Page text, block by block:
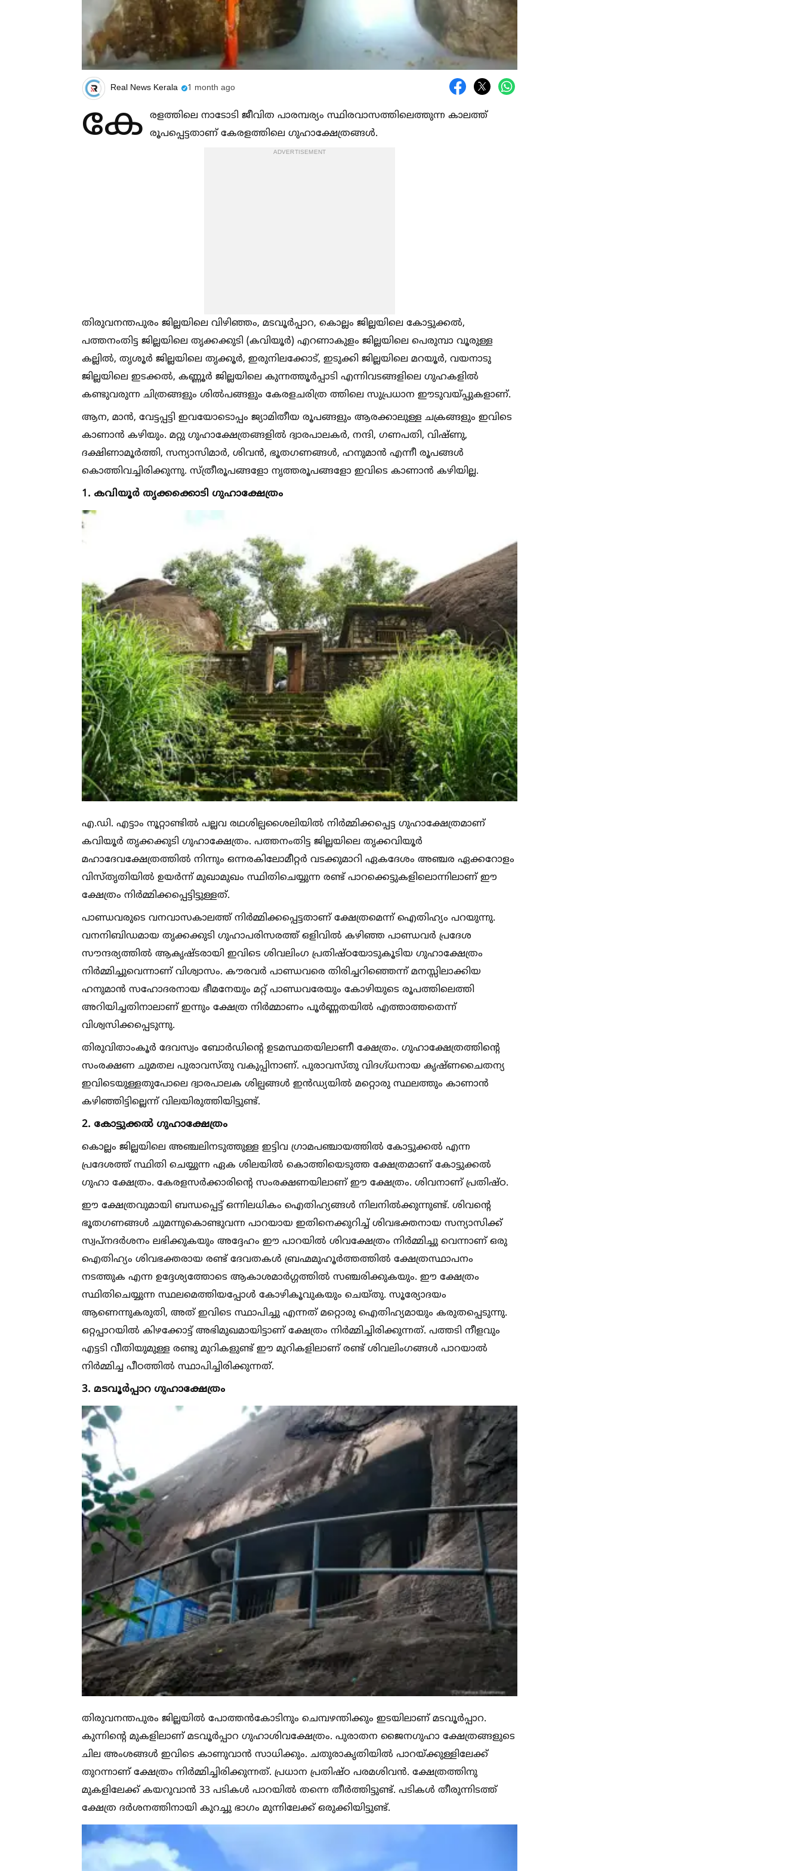
Real News Kerala 1 month ago
കേ രളത്തിലെ നാടോടി ജീവിത പാരമ്പര്യം സ്ഥിരവാസത്തിലെത്തുന്ന കാലത്ത്
രൂപപ്പെട്ടതാണ് കേരളത്തിലെ ഗുഹാക്ഷേത്രങ്ങള്‍.
ADVERTISEMENT
തിരുവനന്തപുരം ജില്ലയിലെ വിഴിഞ്ഞം, മടവൂര്‍പ്പാറ, കൊല്ലം ജില്ലയിലെ കോട്ടുക്കല്‍,
പത്തനംതിട്ട ജില്ലയിലെ തൃക്കക്കുടി (കവിയൂര്‍) എറണാകുളം ജില്ലയിലെ പെരുമ്പാ വൂരുള്ള
കല്ലില്‍, തൃശൂര്‍ ജില്ലയിലെ തൃക്കൂര്‍, ഇരുനിലക്കോട്, ഇടുക്കി ജില്ലയിലെ മറയൂര്‍, വയനാടു
ജില്ലയിലെ ഇടക്കല്‍, കണ്ണൂര്‍ ജില്ലയിലെ കുന്നത്തൂര്‍പ്പാടി എന്നിവടങ്ങളിലെ ഗുഹകളില്‍
കണ്ടുവരുന്ന ചിത്രങ്ങളും ശില്‍പങ്ങളും കേരളചരിത്ര ത്തിലെ സുപ്രധാന ഈടുവയ്പ്പുകളാണ്.
ആന, മാന്‍, വേട്ടപ്പട്ടി ഇവയോടൊപ്പം ജ്യാമിതീയ രൂപങ്ങളും ആരക്കാലുള്ള ചക്രങ്ങളും ഇവിടെ
കാണാന്‍ കഴിയും. മറ്റു ഗുഹാക്ഷേത്രങ്ങളില്‍ ദ്വാരപാലകര്‍, നന്ദി, ഗണപതി, വിഷ്ണു,
ദക്ഷിണാമൂര്‍ത്തി, സന്യാസിമാര്‍, ശിവന്‍, ഭൂതഗണങ്ങള്‍, ഹനുമാന്‍ എന്നീ രൂപങ്ങള്‍
കൊത്തിവച്ചിരിക്കുന്നു. സ്ത്രീരൂപങ്ങളോ നൃത്തരൂപങ്ങളോ ഇവിടെ കാണാൻ കഴിയില്ല.
1. കവിയൂർ തൃക്കക്കൊടി ഗുഹാക്ഷേത്രം
എ.ഡി. എട്ടാം നൂറ്റാണ്ടില്‍ പല്ലവ രഥശില്പശൈലിയില്‍ നിർമ്മിക്കപ്പെട്ട ഗുഹാക്ഷേത്രമാണ്
കവിയൂർ തൃക്കക്കുടി ഗുഹാക്ഷേത്രം. പത്തനംതിട്ട ജില്ലയിലെ തൃക്കവിയൂർ
മഹാദേവക്ഷേത്രത്തില്‍ നിന്നും ഒന്നരകിലോമീറ്റർ വടക്കുമാറി ഏകദേശം അഞ്ചര ഏക്കറോളം
വിസ്തൃതിയില്‍ ഉയർന്ന് മുഖാമുഖം സ്ഥിതിചെയ്യുന്ന രണ്ട് പാറക്കെട്ടുകളിലൊന്നിലാണ് ഈ
ക്ഷേത്രം നിർമ്മിക്കപ്പെട്ടിട്ടുള്ളത്.
പാണ്ഡവരുടെ വനവാസകാലത്ത് നിർമ്മിക്കപ്പെട്ടതാണ് ക്ഷേത്രമെന്ന് ഐതിഹ്യം പറയുന്നു.
വനനിബിഡമായ തൃക്കക്കുടി ഗുഹാപരിസരത്ത് ഒളിവില്‍ കഴിഞ്ഞ പാണ്ഡവർ പ്രദേശ
സൗന്ദര്യത്തില്‍ ആകൃഷ്ടരായി ഇവിടെ ശിവലിംഗ പ്രതിഷ്ഠയോടുകൂടിയ ഗുഹാക്ഷേത്രം
നിർമ്മിച്ചുവെന്നാണ് വിശ്വാസം. കൗരവർ പാണ്ഡവരെ തിരിച്ചറിഞ്ഞെന്ന് മനസ്സിലാക്കിയ
ഹനുമാൻ സഹോദരനായ ഭീമനേയും മറ്റ് പാണ്ഡവരേയും കോഴിയുടെ രൂപത്തിലെത്തി
അറിയിച്ചതിനാലാണ് ഇന്നും ക്ഷേത്ര നിർമ്മാണം പൂർണ്ണതയില്‍ എത്താത്തതെന്ന്
വിശ്വസിക്കപ്പെടുന്നു.
തിരുവിതാംകൂർ ദേവസ്വം ബോർഡിന്റെ ഉടമസ്ഥതയിലാണീ ക്ഷേത്രം. ഗുഹാക്ഷേത്രത്തിന്റെ
സംരക്ഷണ ചുമതല പുരാവസ്തു വകുപ്പിനാണ്. പുരാവസ്തു വിദഗ്ദ്ധനായ കൃഷ്ണചൈതന്യ
ഇവിടെയുള്ളതുപോലെ ദ്വാരപാലക ശില്പങ്ങള്‍ ഇൻഡ്യയില്‍ മറ്റൊരു സ്ഥലത്തും കാണാൻ
കഴിഞ്ഞിട്ടില്ലെന്ന് വിലയിരുത്തിയിട്ടുണ്ട്.
2. കോട്ടുക്കല്‍ ഗുഹാക്ഷേത്രം
കൊല്ലം ജില്ലയിലെ അഞ്ചലിനടുത്തുള്ള ഇട്ടിവ ഗ്രാമപഞ്ചായത്തില്‍ കോട്ടുക്കല്‍ എന്ന
പ്രദേശത്ത് സ്ഥിതി ചെയ്യുന്ന ഏക ശിലയില്‍ കൊത്തിയെടുത്ത ക്ഷേത്രമാണ് കോട്ടുക്കല്‍
ഗുഹാ ക്ഷേത്രം. കേരളസർക്കാരിന്റെ സംരക്ഷണയിലാണ് ഈ ക്ഷേത്രം. ശിവനാണ് പ്രതിഷ്ഠ.
ഈ ക്ഷേത്രവുമായി ബന്ധപ്പെട്ട് ഒന്നിലധികം ഐതിഹ്യങ്ങള്‍ നിലനില്‍ക്കുന്നുണ്ട്. ശിവന്റെ
ഭൂതഗണങ്ങള്‍ ചുമന്നുകൊണ്ടുവന്ന പാറയായ ഇതിനെക്കുറിച്ച്‌ ശിവഭക്തനായ സന്യാസിക്ക്
സ്വപ്നദർശനം ലഭിക്കുകയും അദ്ദേഹം ഈ പാറയില്‍ ശിവക്ഷേത്രം നിർമ്മിച്ചു വെന്നാണ് ഒരു
ഐതിഹ്യം ശിവഭക്തരായ രണ്ട് ദേവതകള്‍ ബ്രഹ്മമുഹൂർത്തത്തില്‍ ക്ഷേത്രസ്ഥാപനം
നടത്തുക എന്ന ഉദ്ദേശ്യത്തോടെ ആകാശമാർഗ്ഗത്തില്‍ സഞ്ചരിക്കുകയും. ഈ ക്ഷേത്രം
സ്ഥിതിചെയ്യുന്ന സ്ഥലമെത്തിയപ്പോള്‍ കോഴികൂവുകയും ചെയ്തു. സൂര്യോദയം
ആണെന്നുകരുതി, അത് ഇവിടെ സ്ഥാപിച്ചു എന്നത് മറ്റൊരു ഐതിഹ്യമായും കരുതപ്പെടുന്നു.
ഒറ്റപ്പാറയില്‍ കിഴക്കോട്ട് അഭിമുഖമായിട്ടാണ് ക്ഷേത്രം നിർമ്മിച്ചിരിക്കുന്നത്. പത്തടി നീളവും
എട്ടടി വീതിയുമുള്ള രണ്ടു മുറികളുണ്ട് ഈ മുറികളിലാണ് രണ്ട് ശിവലിംഗങ്ങള്‍ പാറയാല്‍
നിർമ്മിച്ച പീഠത്തില്‍ സ്ഥാപിച്ചിരിക്കുന്നത്.
3. മടവൂർപ്പാറ ഗുഹാക്ഷേത്രം
തിരുവനന്തപുരം ജില്ലയില്‍ പോത്തൻകോടിനും ചെമ്പഴന്തിക്കും ഇടയിലാണ് മടവൂർപ്പാറ.
കുന്നിന്റെ മുകളിലാണ് മടവൂർപ്പാറ ഗുഹാശിവക്ഷേത്രം. പുരാതന ജൈനഗുഹാ ക്ഷേത്രങ്ങളുടെ
ചില അംശങ്ങള്‍ ഇവിടെ കാണുവാൻ സാധിക്കും. ചതുരാകൃതിയില്‍ പാറയ്ക്കുള്ളിലേക്ക്
തുറന്നാണ് ക്ഷേത്രം നിർമ്മിച്ചിരിക്കുന്നത്. പ്രധാന പ്രതിഷ്ഠ പരമശിവൻ. ക്ഷേത്രത്തിനു
മുകളിലേക്ക് കയറുവാൻ 33 പടികള്‍ പാറയില്‍ തന്നെ തീർത്തിട്ടുണ്ട്. പടികള്‍ തീരുന്നിടത്ത്
ക്ഷേത്ര ദർശനത്തിനായി കുറച്ചു ഭാഗം മുന്നിലേക്ക് ഒരുക്കിയിട്ടുണ്ട്.